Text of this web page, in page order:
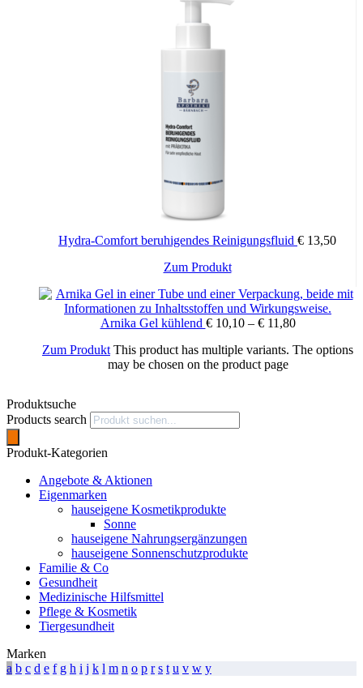
Hydra-Comfort beruhigendes Reinigungsfluid € 13,50
Zum Produkt
Arnika Gel kühlend €10,10– €11,80
Zum Produkt This product has multiple variants. The options
may be chosen on the product page
Produktsuche
Products search
Produkt-Kategorien
Angebote & Aktionen
Eigenmarken
hauseigene Kosmetikprodukte
Sonne
hauseigene Nahrungsergänzungen
hauseigene Sonnenschutzprodukte
Familie & Co
Gesundheit
Medizinische Hilfsmittel
Pflege & Kosmetik
Tiergesundheit
Marken
a b c d e f g h i j k l m n o p r s t u v w y